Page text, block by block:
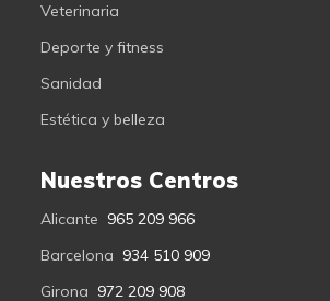
Veterinaria
Deporte y fitness
Sanidad
Estética y belleza
Nuestros Centros
Alicante 965 209 966
Barcelona 934 510 909
Girona 972 209 908